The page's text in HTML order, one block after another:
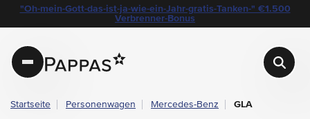
Navigation überspringen
Zum Hauptcontent
Zur Hauptnavigation springen
layout.table-of-content
Technische Daten
Fahrzeugausstattung
Standort & Ansprechpartner
Das könnte Sie auch interessieren
Angebote & Aktionen bei Pappas
"Oh-mein-Gott-das-ist-ja-wie-ein-Jahr-gratis-Tanken-" €1.500
Verbrenner-Bonus
Pappas
Startseite Personenwagen Mercedes-Benz GLA